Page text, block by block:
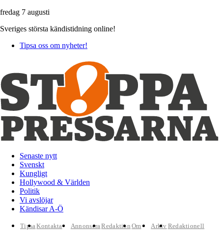
fredag 7 augusti
Sveriges största kändistidning online!
Tipsa oss om nyheter!
Senaste nytt
Svenskt
Kungligt
Hollywood & Världen
Politik
Vi avslöjar
Kändisar A-Ö
TipsaKontakta
AnnonseraRedaktion Om
Arkiv Redaktionell